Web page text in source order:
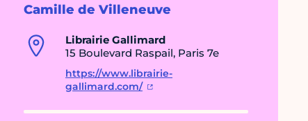
Camille de Villeneuve
Librairie Gallimard
15 Boulevard Raspail, Paris 7e
https://www.librairie-
gallimard.com/